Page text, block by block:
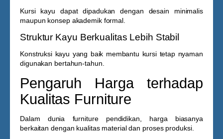
Kursi kayu dapat dipadukan dengan desain minimalis
maupun konsep akademik formal.
Struktur Kayu Berkualitas Lebih Stabil
Konstruksi kayu yang baik membantu kursi tetap nyaman
digunakan bertahun-tahun.
Pengaruh Harga terhadap
Kualitas Furniture
Dalam dunia furniture pendidikan, harga biasanya
berkaitan dengan kualitas material dan proses produksi.